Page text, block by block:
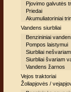
Pjovimo galvutės
Priedai
Akumuliatoriniai
Vandens siurbliai
Benzininiai
Pompos laistymui
Siurbliai
Siurbliai švariam
Vandens žarnos
Vejos traktoriai
Žoliapjovės /